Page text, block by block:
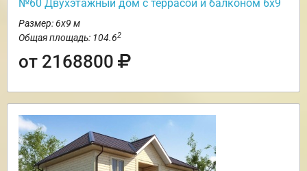
№60 Двухэтажный дом с террасой и балконом 6х9
Размер: 6х9 м
Общая площадь: 104.62
от 2168800